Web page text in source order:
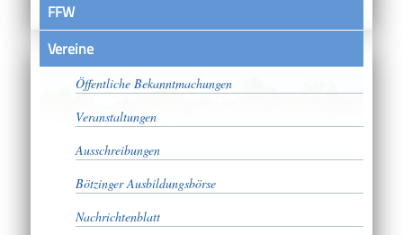
FFW
VereineSatzungen
Öffentliche Bekanntmachungen
Veranstaltungen
Ausschreibungen
Bötzinger Ausbildungsbörse
Nachrichtenblatt